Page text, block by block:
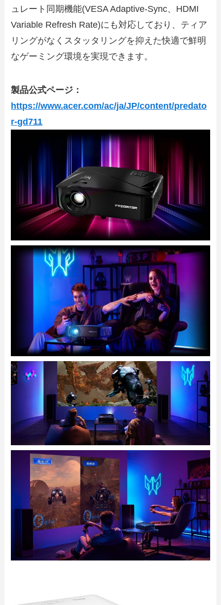
ュレート同期機能(VESA Adaptive-Sync、HDMI
Variable Refresh Rate)にも対応しており、ティア
リングがなくスタッタリングを抑えた快適で鮮明
なゲーミング環境を実現できます。
製品公式ページ：
https://www.acer.com/ac/ja/JP/content/predato
r-gd711